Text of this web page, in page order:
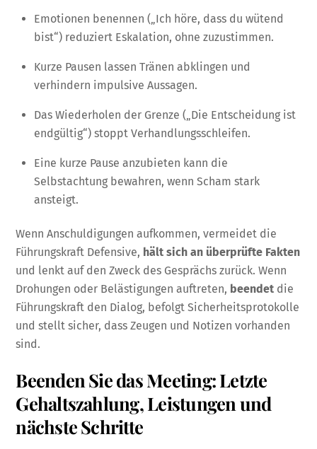
Emotionen benennen („Ich höre, dass du wütend
bist“) reduziert Eskalation, ohne zuzustimmen.
Kurze Pausen lassen Tränen abklingen und
verhindern impulsive Aussagen.
Das Wiederholen der Grenze („Die Entscheidung ist
endgültig“) stoppt Verhandlungsschleifen.
Eine kurze Pause anzubieten kann die
Selbstachtung bewahren, wenn Scham stark
ansteigt.
Wenn Anschuldigungen aufkommen, vermeidet die
Führungskraft Defensive, hält sich an überprüfte Fakten
und lenkt auf den Zweck des Gesprächs zurück. Wenn
Drohungen oder Belästigungen auftreten, beendet die
Führungskraft den Dialog, befolgt Sicherheitsprotokolle
und stellt sicher, dass Zeugen und Notizen vorhanden
sind.
Beenden Sie das Meeting: Letzte
Gehaltszahlung, Leistungen und
nächste Schritte